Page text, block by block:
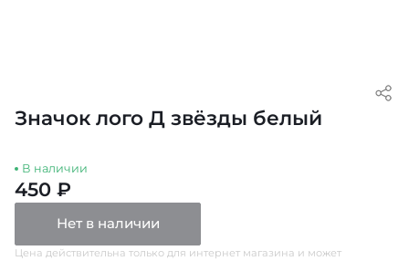
Значок лого Д звёзды белый
В наличии
450 ₽
Нет в наличии
Цена действительна только для интернет магазина и может